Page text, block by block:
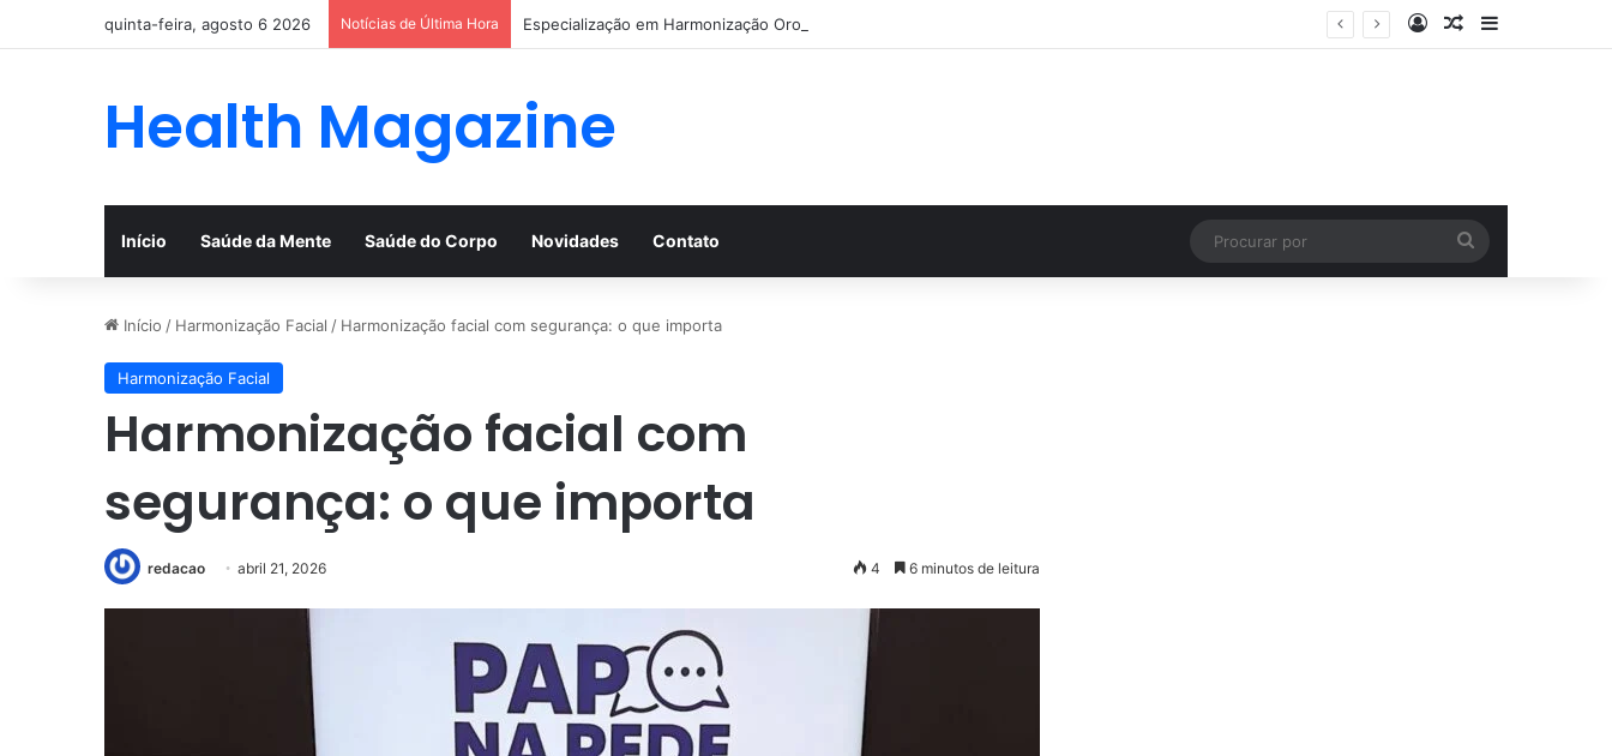
quinta-feira, agosto 6 2026 Notícias de Última Hora Especialização em Harmonização Orofacial com base científica EntrarArtigo aleatório
Barra Lateral
Health Magazine
Início Saúde da Mente Saúde do Corpo Novidades Contato
por
Início / Harmonização Facial / Harmonização facial com segurança: o que importa
Harmonização Facial
Harmonização facial com
segurança: o que importa
redacao abril 21, 2026 4 6 minutos de leitura